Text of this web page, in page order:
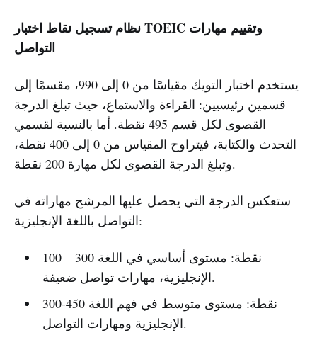
نظام تسجيل نقاط اختبار TOEIC وتقييم مهارات
التواصل
يستخدم اختبار التويك مقياسًا من 0 إلى 990، مقسمًا إلى
قسمين رئيسيين: القراءة والاستماع، حيث تبلغ الدرجة
القصوى لكل قسم 495 نقطة. أما بالنسبة لقسمي
التحدث والكتابة، فيتراوح المقياس من 0 إلى 400 نقطة،
وتبلغ الدرجة القصوى لكل مهارة 200 نقطة.
ستعكس الدرجة التي يحصل عليها المرشح مهاراته في
التواصل باللغة الإنجليزية:
100 – 300 نقطة: مستوى أساسي في اللغة
الإنجليزية، مهارات تواصل ضعيفة.
300-450 نقطة: مستوى متوسط ​​في فهم اللغة
الإنجليزية ومهارات التواصل.